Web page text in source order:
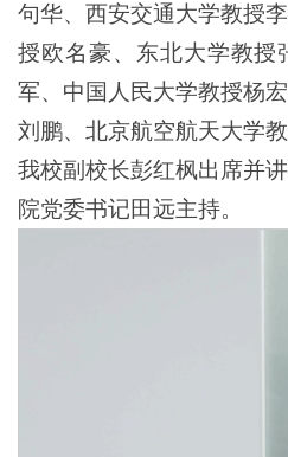
句华、西安交通大学教授
授欧名豪、东北大学教授
军、中国人民大学教授杨
刘鹏、北京航空航天大学
我校副校长彭红枫出席并
院党委书记田远主持。